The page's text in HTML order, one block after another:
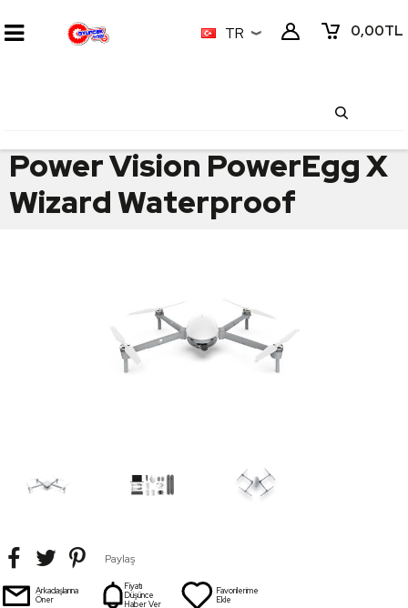
0,00TL
TR
Power Vision PowerEgg X
Wizard Waterproof
Paylaş
Arkadaşlarına
Öner
Fiyatı
Düşünce
Haber Ver
Favorilerime
Ekle